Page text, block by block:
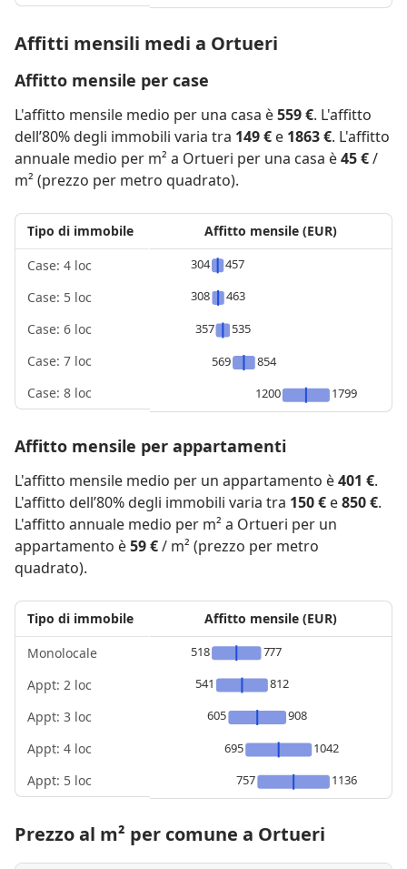
Affitti mensili medi a Ortueri
Affitto mensile per case
L'affitto mensile medio per una casa è559 €. L'affitto
dell’80% degli immobili varia tra 149 € e 1863 €. L'affitto
annuale medio per m² a Ortueri per una casa è45 €/
m² (prezzo per metro quadrato).
Tipo di immobile
Case: 4 loc
Case: 5 loc
Case: 6 loc
Case: 7 loc
Case: 8 loc
Affitto mensile (EUR)
304
457
308
463
357
535
569
854
1200
1799
Affitto mensile per appartamenti
L'affitto mensile medio per un appartamento è401 €.
L'affitto dell’80% degli immobili varia tra 150 € e850 €.
L'affitto annuale medio per m² a Ortueri per un
appartamento è59 €/ m² (prezzo per metro
quadrato).
Tipo di immobile
Monolocale
Appt: 2 loc
Appt: 3 loc
Appt: 4 loc
Appt: 5 loc
Affitto mensile (EUR)
518
777
541
812
605
908
695
1042
757
1136
Prezzo al m² per comune a Ortueri